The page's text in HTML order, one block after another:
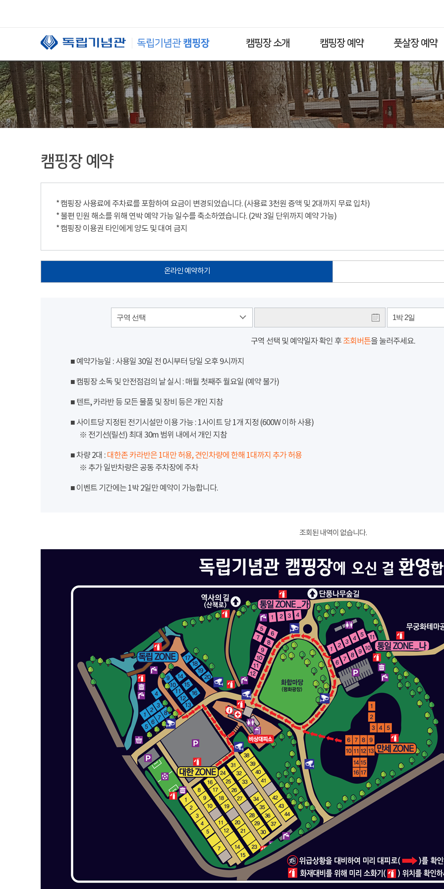
캠핑장 소개 캠핑장 예약 풋살장 예약
캠핑장 예약
* 캠핑장 사용료에 주차료를 포함하여 요금이 변경되었습니다. (사용료 3천원 증액 및 2대까지 무료 입차)
* 불편 민원 해소를 위해 연박 예약 가능 일수를 축소하였습니다. (2박 3일 단위까지 예약 가능)
* 캠핑장 이용권 타인에게 양도 및 대여 금지
온라인 예약하기
구역 선택 1박 2일
구역 선택 및 예약일자 확인 후 조회버튼을 눌러주세요.
■ 예약가능일 : 사용일 30일 전 0시부터 당일 오후 9시까지
■ 캠핑장 소독 및 안전점검의 날 실시 : 매월 첫째주 월요일 (예약 불가)
■ 텐트, 카라반 등 모든 물품 및 장비 등은 개인 지참
■ 사이트당 지정된 전기시설만 이용 가능 : 1사이트 당 1개 지정 (600W 이하 사용)
※ 전기선(릴선) 최대 30m 범위 내에서 개인 지참
■ 차량 2대 : 대한존 카라반은 1대만 허용, 견인차량에 한해 1대까지 추가 허용
※ 추가 일반차량은 공동 주차장에 주차
■ 이벤트 기간에는 1박 2일만 예약이 가능합니다.
조회된 내역이 없습니다.